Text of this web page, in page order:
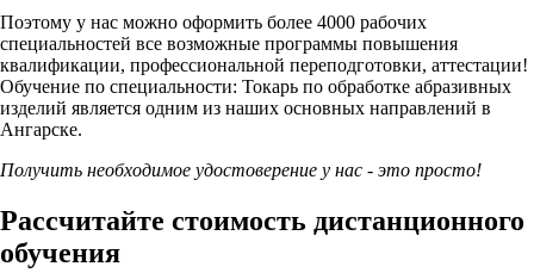
Поэтому у нас можно оформить более 4000 рабочих
специальностей все возможные программы повышения
квалификации, профессиональной переподготовки, аттестации!
Обучение по специальности: Токарь по обработке абразивных
изделий является одним из наших основных направлений в
Ангарске.
Получить необходимое удостоверение у нас - это просто!
Рассчитайте стоимость дистанционного
обучения